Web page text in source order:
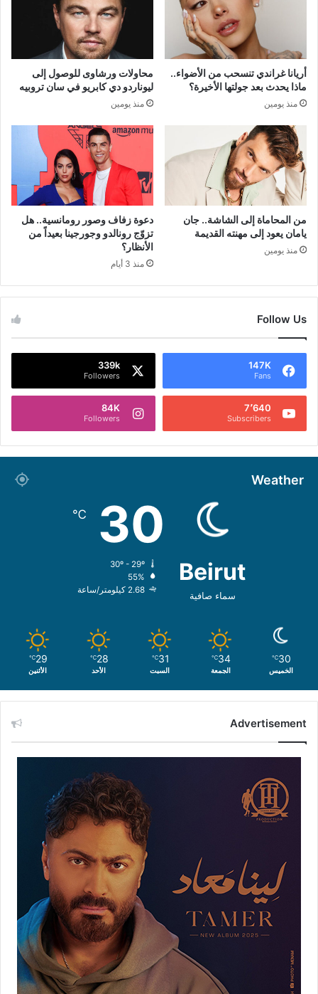
أريانا غراندي تنسحب من الأضواء..
ماذا يحدث بعد جولتها الأخيرة؟
منذ يومين
محاولات ورشاوى للوصول إلى
ليوناردو دي كابريو في سان تروبيه
منذ يومين
من المحاماة إلى الشاشة.. جان
يامان يعود إلى مهنته القديمة
منذ يومين
دعوة زفاف وصور رومانسية.. هل
تزوّج رونالدو وجورجينا بعيداً من
الأنظار؟
منذ 3 أيام
Follow Us
147K
Fans
339k
Followers
7٬640
Subscribers
84K
Followers
Weather
Beirut
سماء صافية
30
℃
55%
2.68 كيلومتر/ساعة
30
℃
الخميس
34
℃
الجمعة
31
℃
السبت
28
℃
الأحد
29
℃
الأثنين
Advertisement